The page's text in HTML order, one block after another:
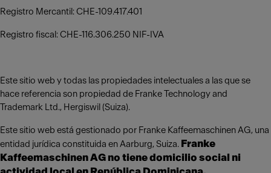
Registro Mercantil: CHE-109.417.401
Registro fiscal: CHE-116.306.250 NIF-IVA
Este sitio web y todas las propiedades intelectuales a las que se
hace referencia son propiedad de Franke Technology and
Trademark Ltd., Hergiswil (Suiza).
Este sitio web está gestionado por Franke Kaffeemaschinen AG, una
entidad jurídica constituida en Aarburg, Suiza. Franke
Kaffeemaschinen AG no tiene domicilio social ni